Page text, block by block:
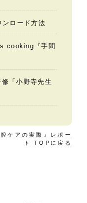
ロード方法
cooking『手間
「小野寺先生
ケアの実際』レポー
ト TOPに戻る